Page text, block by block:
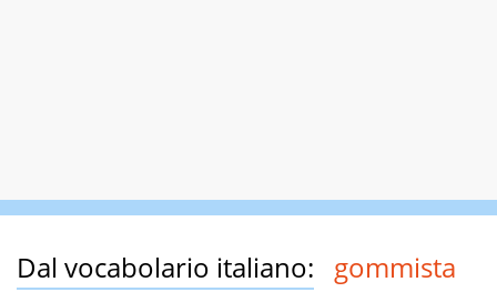
Dal vocabolario italiano: gommista